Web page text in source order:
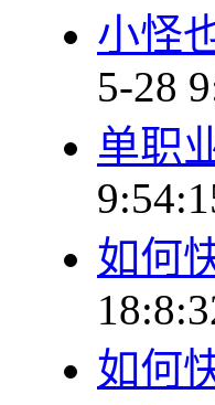
小怪
5-28
单职
如何
如何